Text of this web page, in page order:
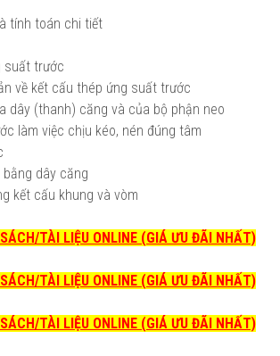
tính toán chi tiết
suất trước
về kết cấu thép ứng suất trước
dây (thanh) căng và của bộ phận neo
làm việc chịu kéo, nén đúng tâm
dây căng
kết cấu khung và vòm
TÀI LIỆU ONLINE (GIÁ ƯU ĐÃI NHẤT)
TÀI LIỆU ONLINE (GIÁ ƯU ĐÃI NHẤT)
TÀI LIỆU ONLINE (GIÁ ƯU ĐÃI NHẤT)